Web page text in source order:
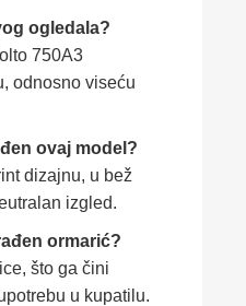
ogledala?
750A3
odnosno viseću
ovaj model?
dizajnu, u bež
izgled.
ormarić?
što ga čini
u kupatilu.